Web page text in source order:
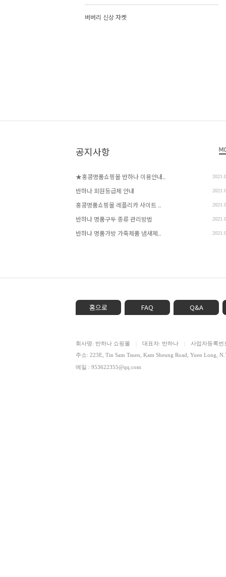
버버리 신상 자켓
공지사항
★홍콩명품쇼핑몰 반하나 이용안내..
반하나 회원등급제 안내
홍콩명품쇼핑몰 레플리카 사이트 ..
반하나 명품구두 종류 관리방법
반하나 명품가방 가죽제품 냄새제..
홈으로 FAQ Q&A
회사명: 반하나 쇼핑몰 대표자: 반하나
사업자등록
주소: 223E, Tin Sam Tsuen, Kam Sheung Road, Yuen Long,
메일 : 953622355@qq.com